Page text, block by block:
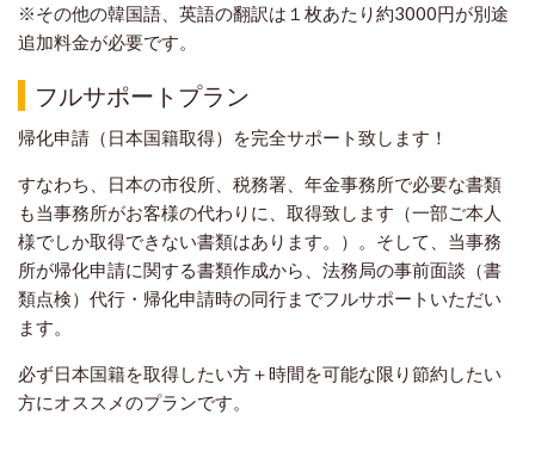
※その他の韓国語、英語の翻訳は１枚あたり約3000円が別途
追加料金が必要です。
フルサポートプラン
帰化申請（日本国籍取得）を完全サポート致します！
すなわち、日本の市役所、税務署、年金事務所で必要な書類
も当事務所がお客様の代わりに、取得致します（一部ご本人
様でしか取得できない書類はあります。）。そして、当事務
所が帰化申請に関する書類作成から、法務局の事前面談（書
類点検）代行・帰化申請時の同行までフルサポートいただい
ます。
必ず日本国籍を取得したい方＋時間を可能な限り節約したい
方にオススメのプランです。